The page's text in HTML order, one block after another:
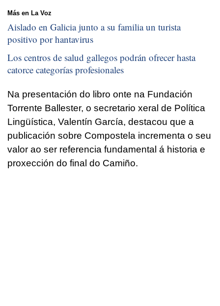
Más en La Voz
Aislado en Galicia junto a su familia un turista
positivo por hantavirus
Los centros de salud gallegos podrán ofrecer hasta
catorce categorías profesionales
Na presentación do libro onte na Fundación
Torrente Ballester, o secretario xeral de Política
Lingüística, Valentín García, destacou que a
publicación sobre Compostela incrementa o seu
valor ao ser referencia fundamental á historia e
proxección do final do Camiño.